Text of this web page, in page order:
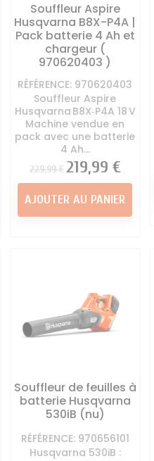
Souffleur Aspire
Husqvarna B8X-P4A |
Pack batterie 4 Ah et
chargeur (
970620403 )
RÉFÉRENCE: 970620403
Souffleur Aspire
Husqvarna B8X‑P4A 18 V
Machine vendue en
pack avec une batterie
4 Ah...
Prix
229,99 € Prix
219,99 €
AJOUTER AU PANIER
Souffleur de feuilles à
batterie Husqvarna
530iB (nu)
RÉFÉRENCE: 970656101
Husqvarna 530iB :